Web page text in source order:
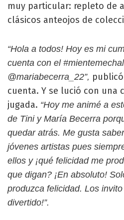
muy particular: repleto de
clásicos anteojos de
“Hola a todos! Hoy es mi
cuenta con el
@mariabecerra_22”,
cuenta. Y se lució con una
jugada. “Hoy me animé a
de Tini y María Becerra
quedar atrás. Me gusta
jóvenes artistas pues
ellos y ¡qué felicidad me
que digan? ¡En absoluto!
produzca felicidad. Los
divertido!”.